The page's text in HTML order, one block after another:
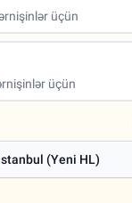
üçün
üçün
(Yeni HL)